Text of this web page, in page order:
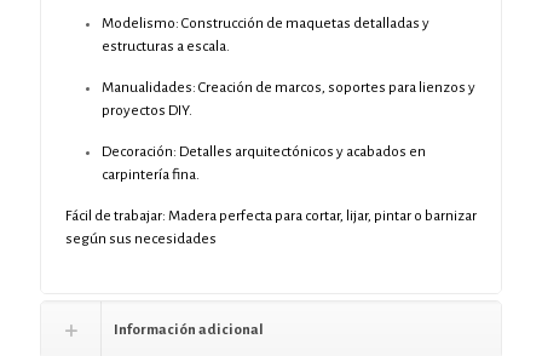
Modelismo: Construcción de maquetas detalladas y
estructuras a escala.
Manualidades: Creación de marcos, soportes para lienzos y
proyectos DIY.
Decoración: Detalles arquitectónicos y acabados en
carpintería fina.
Fácil de trabajar: Madera perfecta para cortar, lijar, pintar o barnizar
según sus necesidades
Información adicional